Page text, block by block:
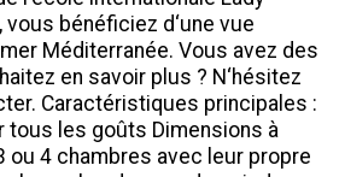
vous bénéficiez d‘une vue
Méditerranée. Vous avez des
en savoir plus ? N‘hésitez
Caractéristiques principales :
tous les goûts Dimensions à
ou 4 chambres avec leur propre